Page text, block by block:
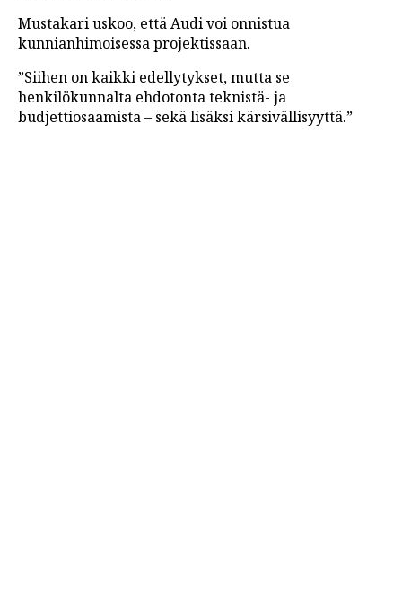
Mustakari uskoo, että Audi voi onnistua
kunnianhimoisessa projektissaan.
”Siihen on kaikki edellytykset, mutta se
henkilökunnalta ehdotonta teknistä- ja
budjettiosaamista – sekä lisäksi kärsivällisyyttä.”